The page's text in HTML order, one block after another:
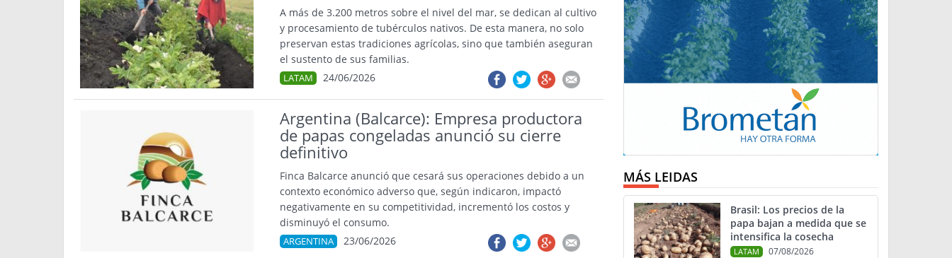
A más de 3.200 metros sobre el nivel del mar, se dedican al cultivo
y procesamiento de tubérculos nativos. De esta manera, no solo
preservan estas tradiciones agrícolas, sino que también aseguran
el sustento de sus familias.
LATAM 24/06/2026
Argentina (Balcarce): Empresa productora
de papas congeladas anunció su cierre
definitivo
Finca Balcarce anunció que cesará sus operaciones debido a un
contexto económico adverso que, según indicaron, impactó
negativamente en su competitividad, incrementó los costos y
disminuyó el consumo.
ARGENTINA 23/06/2026
MÁS LEIDAS
Brasil: Los precios de la
papa bajan a medida que se
intensifica la cosecha
LATAM 07/08/2026